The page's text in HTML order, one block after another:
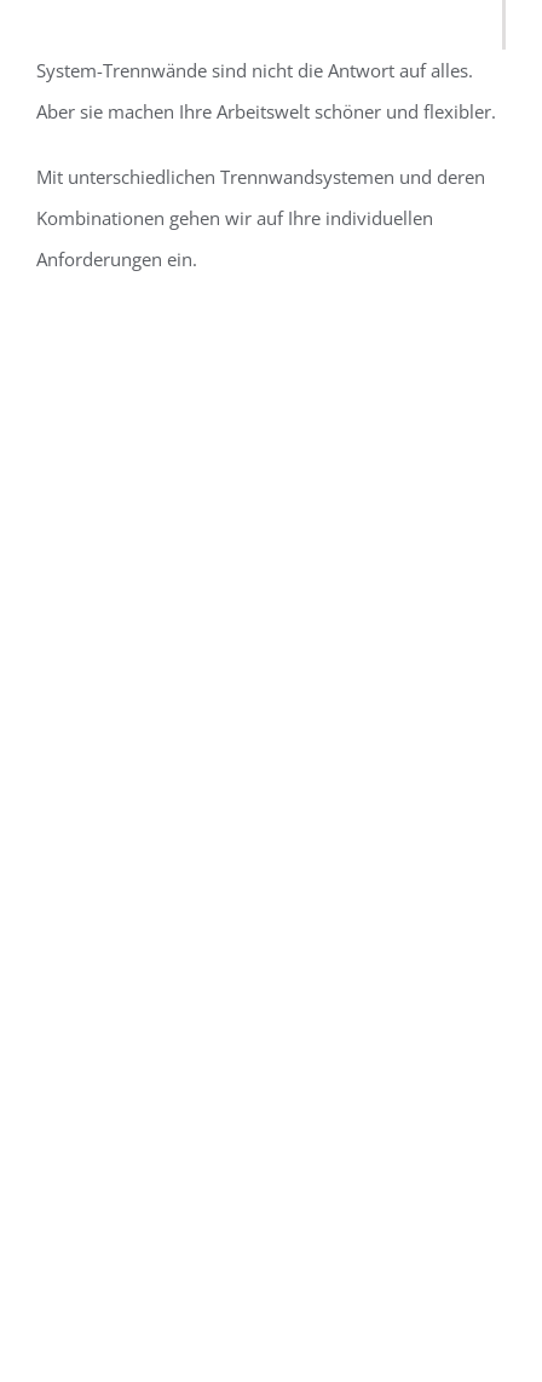
System-Trennwände sind nicht die Antwort auf alles.
Aber sie machen Ihre Arbeitswelt schöner und flexibler.
Mit unterschiedlichen Trennwandsystemen und deren
Kombinationen gehen wir auf Ihre individuellen
Anforderungen ein.